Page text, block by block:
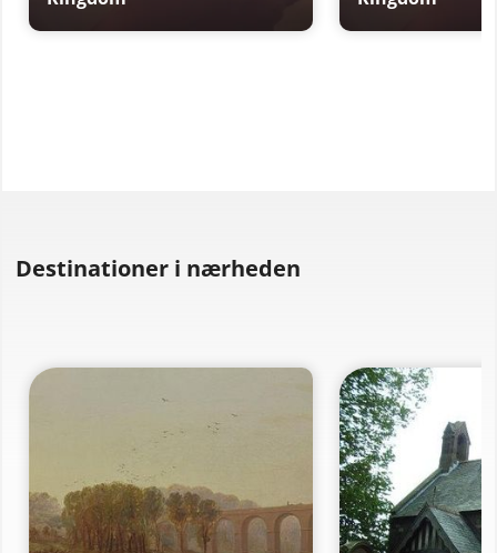
Destinationer i nærheden